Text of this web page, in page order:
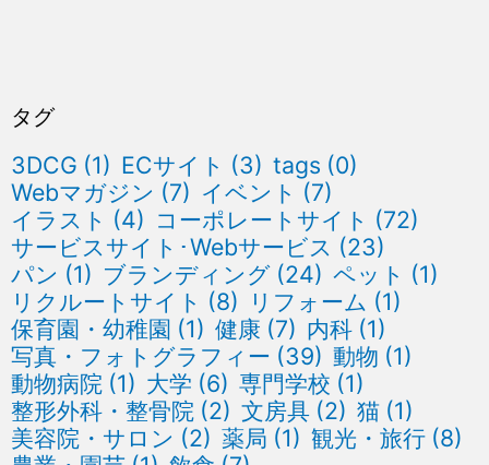
タグ
3DCG (1) ECサイト (3) tags (0)
Webマガジン (7) イベント (7)
イラスト (4) コーポレートサイト (72)
サービスサイト･Webサービス (23)
パン (1) ブランディング (24) ペット (1)
リクルートサイト (8) リフォーム (1)
保育園・幼稚園 (1) 健康 (7) 内科 (1)
写真・フォトグラフィー (39) 動物 (1)
動物病院 (1) 大学 (6) 専門学校 (1)
整形外科・整骨院 (2) 文房具 (2) 猫 (1)
美容院・サロン (2) 薬局 (1) 観光・旅行 (8)